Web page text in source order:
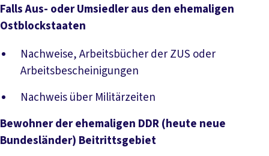
Falls Aus- oder Umsiedler aus den ehemaligen
Ostblockstaaten
Nachweise, Arbeitsbücher der ZUS oder
Arbeitsbescheinigungen
Nachweis über Militärzeiten
Bewohner der ehemaligen DDR (heute neue
Bundesländer) Beitrittsgebiet